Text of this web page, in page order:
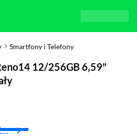
Smartfony i Telefony
12/256GB 6,59"